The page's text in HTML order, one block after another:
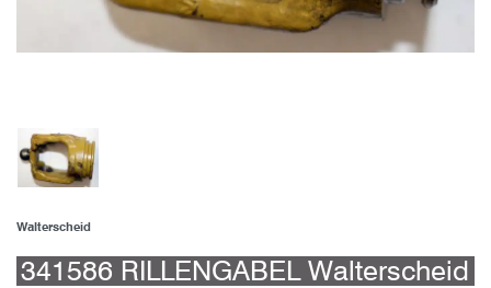
Walterscheid
341586 RILLENGABEL Walterscheid